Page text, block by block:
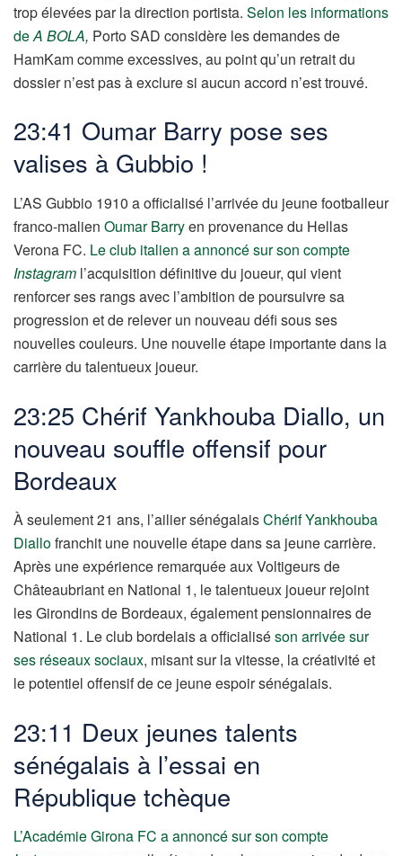
trop élevées par la direction portista. Selon les informations
deA BOLA, Porto SAD considère les demandes de
HamKam comme excessives, au point qu’un retrait du
dossier n’est pas à exclure si aucun accord n’est trouvé.
23:41 Oumar Barry pose ses
valises à Gubbio !
L’AS Gubbio 1910 a officialisé l’arrivée du jeune footballeur
franco-malien Oumar Barryen provenance du Hellas
Verona FC. Le club italien a annoncé sur son compte
Instagram l’acquisition définitive du joueur, qui vient
renforcer ses rangs avec l’ambition de poursuivre sa
progression et de relever un nouveau défi sous ses
nouvelles couleurs. Une nouvelle étape importante dans la
carrière du talentueux joueur.
23:25 Chérif Yankhouba Diallo, un
nouveau souffle offensif pour
Bordeaux
À seulement 21 ans, l’ailier sénégalaisChérif Yankhouba
Diallofranchit une nouvelle étape dans sa jeune carrière.
Après une expérience remarquée aux Voltigeurs de
Châteaubriant en National 1, le talentueux joueur rejoint
les Girondins de Bordeaux, également pensionnaires de
National 1. Le club bordelais a officialiséson arrivée sur
ses réseaux sociaux, misant sur la vitesse, la créativité et
le potentiel offensif de ce jeune espoir sénégalais.
23:11 Deux jeunes talents
sénégalais à l’essai en
République tchèque
L’Académie Girona FC a annoncé sur son compte